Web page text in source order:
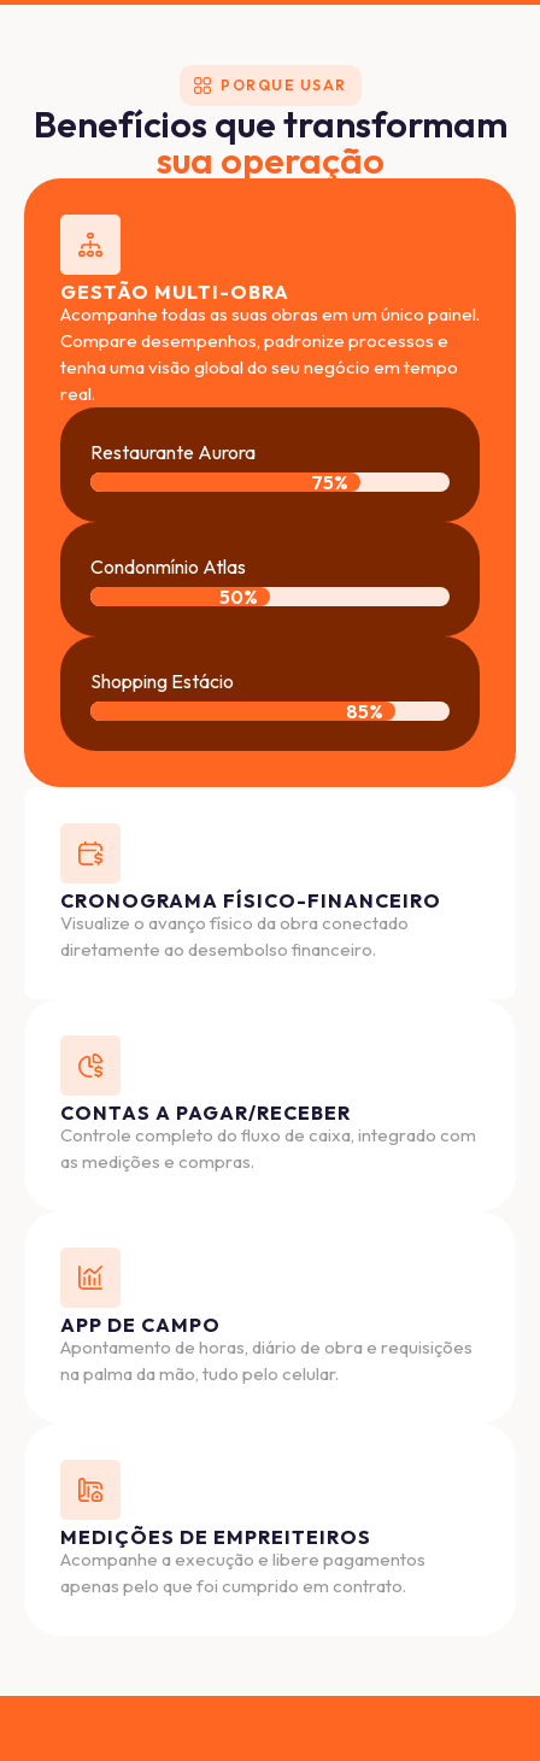
PORQUE USAR
Benefícios que transformam
sua operação
GESTÃO MULTI-OBRA
Acompanhe todas as suas obras em um único painel.
Compare desempenhos, padronize processos e
tenha uma visão global do seu negócio em tempo
real.
Restaurante Aurora
75%
Condonmínio Atlas
50%
Shopping Estácio
85%
CRONOGRAMA FÍSICO-FINANCEIRO
Visualize o avanço físico da obra conectado
diretamente ao desembolso financeiro.
CONTAS A PAGAR/RECEBER
Controle completo do fluxo de caixa, integrado com
as medições e compras.
APP DE CAMPO
Apontamento de horas, diário de obra e requisições
na palma da mão, tudo pelo celular.
MEDIÇÕES DE EMPREITEIROS
Acompanhe a execução e libere pagamentos
apenas pelo que foi cumprido em contrato.